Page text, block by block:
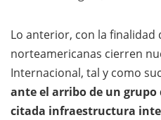
Lo anterior, con la
norteamericanas cierren
Internacional, tal y como
ante el arribo de un
citada infraestructura